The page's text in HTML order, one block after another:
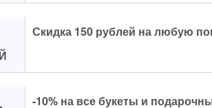
Скидка 150 рублей на любую
-10% на все букеты и